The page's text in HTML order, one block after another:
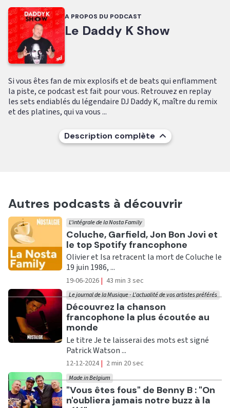
A PROPOS DU PODCAST
Le Daddy K Show
Si vous êtes fan de mix explosifs et de beats qui enflamment
la piste, ce podcast est fait pour vous. Retrouvez en replay
les sets endiablés du légendaire DJ Daddy K, maître du remix
et des platines, qui va vous ...
Description complète
Autres podcasts à découvrir
Ecouter
Coluche, Garfield, Jon Bon Jovi et
le top Spotify francophone
L'intégrale de la Nosta Family
Olivier et Isa retracent la mort de Coluche le
19 juin 1986, ...
19-06-2026 | 43 min 3 sec
Ecouter
Découvrez la chanson
francophone la plus écoutée au
monde
Le journal de la Musique - L'actualité de vos artistes préférés
Le titre Je te laisserai des mots est signé
Patrick Watson ...
12-12-2024 | 2 min 20 sec
Ecouter
"Vous êtes fous" de Benny B : "On
n'oubliera jamais notre buzz à la
Made in Belgium